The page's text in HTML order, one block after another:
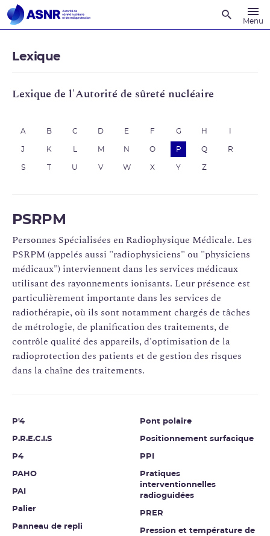
Menu
Lexique
Lexique de l'Autorité de sûreté nucléaire
A B C D E F G H
J K M N O P Q R
S U V W X Y Z
PSRPM
Personnes Spécialisées en Radiophysique Médicale. Les
PSRPM (appelés aussi "radiophysiciens" ou "physiciens
médicaux") interviennent dans les services médicaux
utilisant des rayonnements ionisants. Leur présence est
particulièrement importante dans les services de
radiothérapie, où ils sont notamment chargés de tâches
de métrologie, de planification des traitements, de
contrôle qualité des appareils, d'optimisation de la
radioprotection des patients et de gestion des risques
dans la chaîne des traitements.
P'4
P.R.E.C.I.S
P4
PAHO
PAI
Palier
Panneau de repli
Pont polaire
Positionnement surfacique
PPI
Pratiques
interventionnelles
radioguidées
PRER
Pression et température de